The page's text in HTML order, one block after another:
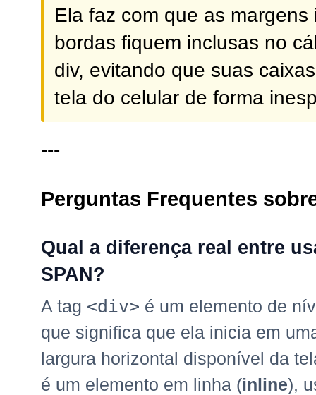
Ela faz com que as
bordas fiquem inclusas no
div, evitando que suas
tela do celular de forma
---
Perguntas Frequentes
Qual a diferença real entre
SPAN?
A tag <div> é um elemento de
que significa que ela inicia em
largura horizontal disponível da
é um elemento em linha (inline),